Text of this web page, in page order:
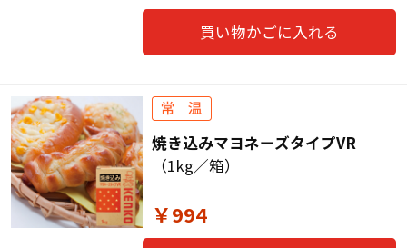
買い物かごに入れる
焼き込みマヨネーズタイプVR
（1kg／箱）
￥994